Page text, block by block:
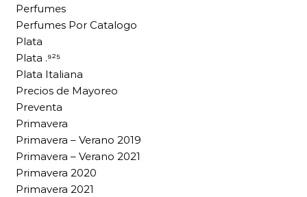
Perfumes
Perfumes Por Catalogo
Plata
Plata .⁹²⁵
Plata Italiana
Precios de Mayoreo
Preventa
Primavera
Primavera – Verano 2019
Primavera – Verano 2021
Primavera 2020
Primavera 2021